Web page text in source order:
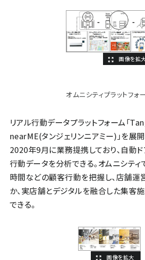
オムニシティプラットフォ
リアル行動データプラットフォーム「
nearME(タンジェリンニアミー)」を展
2020年9月に業務提携しており、自動
行動データを分析できる。オムニシテ
時間などの顧客行動を把握し、店舗運
か、実店舗とデジタルを融合した集客
できる。